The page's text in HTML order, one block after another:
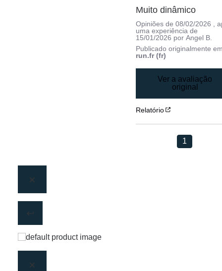
Muito dinâmico
Opiniões de08/02/2026
,
uma experiência de
15/01/2026 porAngel B.
Publicado originalmente
run.fr (fr)
Ver a avaliação
original
Relatório
1